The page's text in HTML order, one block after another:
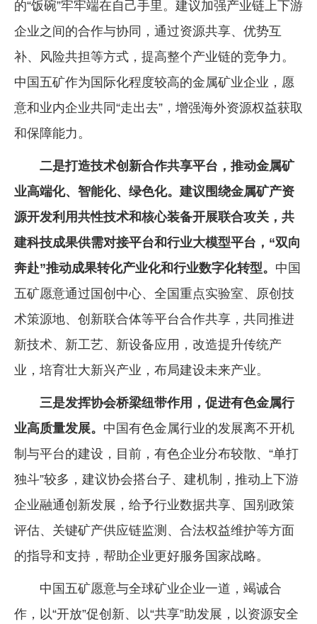
的“饭碗”牢牢端在自己手里。建议加强产业链上下游
企业之间的合作与协同，通过资源共享、优势互
补、风险共担等方式，提高整个产业链的竞争力。
中国五矿作为国际化程度较高的金属矿业企业，愿
意和业内企业共同“走出去”，增强海外资源权益获取
和保障能力。
二是打造技术创新合作共享平台，推动金属矿
业高端化、智能化、绿色化。建议围绕金属矿产资
源开发利用共性技术和核心装备开展联合攻关，共
建科技成果供需对接平台和行业大模型平台，“双向
奔赴”推动成果转化产业化和行业数字化转型。 中国
五矿愿意通过国创中心、全国重点实验室、原创技
术策源地、创新联合体等平台合作共享，共同推进
新技术、新工艺、新设备应用，改造提升传统产
业，培育壮大新兴产业，布局建设未来产业。
三是发挥协会桥梁纽带作用，促进有色金属行
业高质量发展。 中国有色金属行业的发展离不开机
制与平台的建设，目前，有色企业分布较散、“单打
独斗”较多，建议协会搭台子、建机制，推动上下游
企业融通创新发展，给予行业数据共享、国别政策
评估、关键矿产供应链监测、合法权益维护等方面
的指导和支持，帮助企业更好服务国家战略。
中国五矿愿意与全球矿业企业一道，竭诚合
作，以“开放”促创新、以“共享”助发展，以资源安全